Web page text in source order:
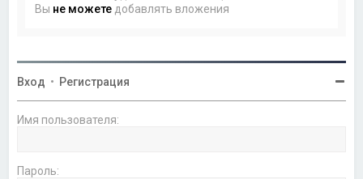
Вы не можете добавлять вложения
Вход • Регистрация
Имя пользователя:
Пароль: